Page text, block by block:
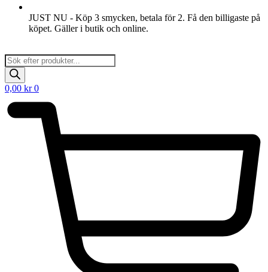
JUST NU - Köp 3 smycken, betala för 2. Få den billigaste på
köpet. Gäller i butik och online.
Products
search
0,00 kr 0